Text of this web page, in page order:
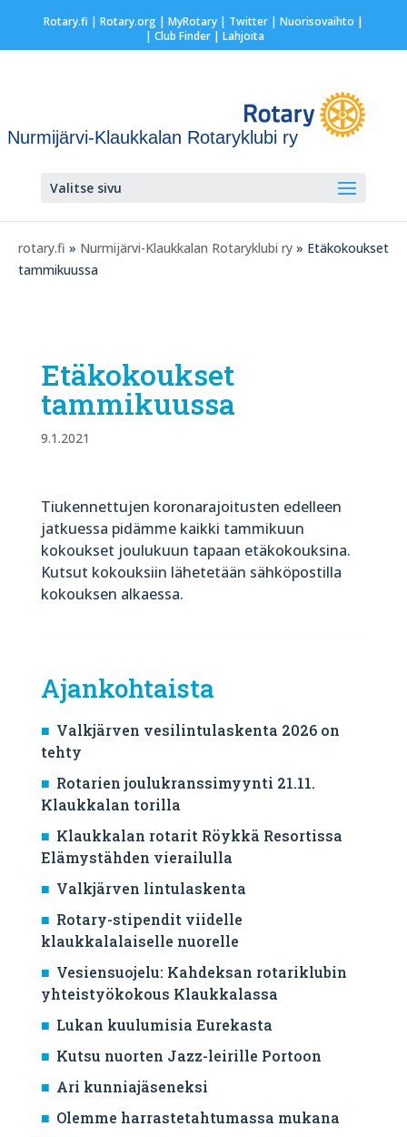
Rotary.fi | Rotary.org| MyRotary| Twitter| Nuorisovaihto |
| Club Finder| Lahjoita
Nurmijärvi-Klaukkalan Rotaryklubi ry
Valitse sivu
rotary.fi » Nurmijärvi-Klaukkalan Rotaryklubi ry » Etäkokoukset
tammikuussa
Etäkokoukset
tammikuussa
9.1.2021
Tiukennettujen koronarajoitusten edelleen
jatkuessa pidämme kaikki tammikuun
kokoukset joulukuun tapaan etäkokouksina.
Kutsut kokouksiin lähetetään sähköpostilla
kokouksen alkaessa.
Ajankohtaista
Valkjärven vesilintulaskenta 2026 on
tehty
Rotarien joulukranssimyynti 21.11.
Klaukkalan torilla
Klaukkalan rotarit Röykkä Resortissa
Elämystähden vierailulla
Valkjärven lintulaskenta
Rotary-stipendit viidelle
klaukkalalaiselle nuorelle
Vesiensuojelu: Kahdeksan rotariklubin
yhteistyökokous Klaukkalassa
Lukan kuulumisia Eurekasta
Kutsu nuorten Jazz-leirille Portoon
Ari kunniajäseneksi
Olemme harrastetahtumassa mukana